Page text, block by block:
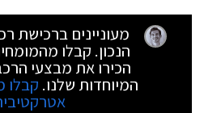
מעוניינים ברכישת
הנכון. קבלו
הכירו את מבצעי
המיוחדות שלנו. קבלו